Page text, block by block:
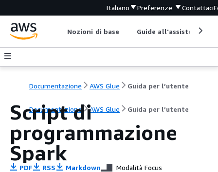
Italiano Preferenze Contattaci
Nozioni di base Guide all'assistenza
Documentazione AWS Glue Guida per l’utente
Documentazione AWS Glue Guida per l’utente
Script di
programmazione
Spark
PDF RSS Markdown Modalità Focus